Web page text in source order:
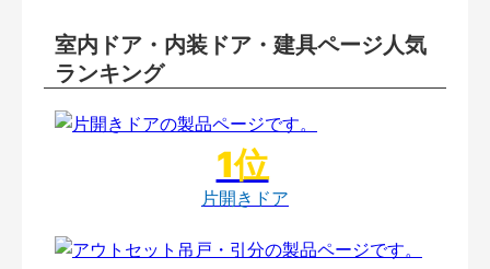
室内ドア・内装ドア・建具ページ人気
ランキング
片開きドア